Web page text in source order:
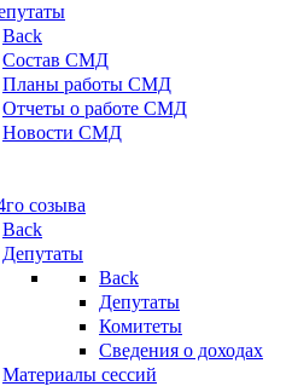
Back
Состав СМД
Планы работы СМД
Отчеты о работе СМД
Новости СМД
созыва
Back
Депутаты
Back
Депутаты
Комитеты
Сведения о доходах
Материалы сессий